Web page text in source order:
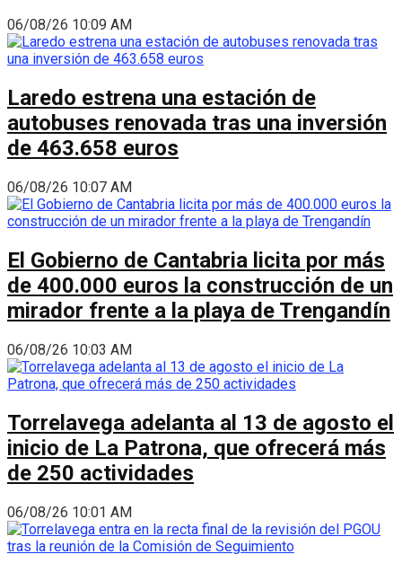
06/08/26 10:09 AM
Laredo estrena una estación de
autobuses renovada tras una inversión
de 463.658 euros
06/08/26 10:07 AM
El Gobierno de Cantabria licita por más
de 400.000 euros la construcción de un
mirador frente a la playa de Trengandín
06/08/26 10:03 AM
Torrelavega adelanta al 13 de agosto el
inicio de La Patrona, que ofrecerá más
de 250 actividades
06/08/26 10:01 AM